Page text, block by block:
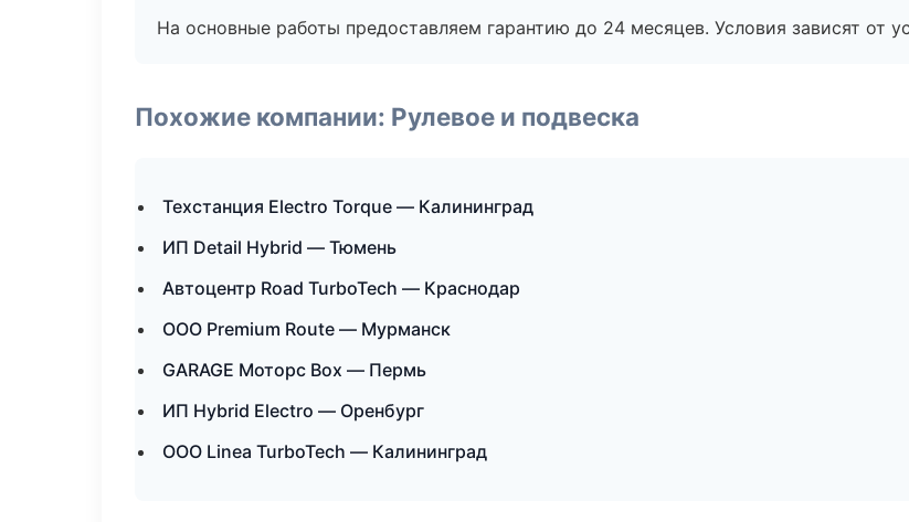
На основные работы предоставляем гарантию до 24 месяцев. Условия зависят от
Похожие компании: Рулевое и подвеска
Техстанция Electro Torque — Калининград
ИП Detail Hybrid — Тюмень
Автоцентр Road TurboTech — Краснодар
ООО Premium Route — Мурманск
GARAGE Моторс Box — Пермь
ИП Hybrid Electro — Оренбург
ООО Linea TurboTech — Калининград